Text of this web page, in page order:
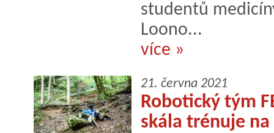
studentů
Loono...
více »
21. června 2021
Robotický tým
skála trénuje